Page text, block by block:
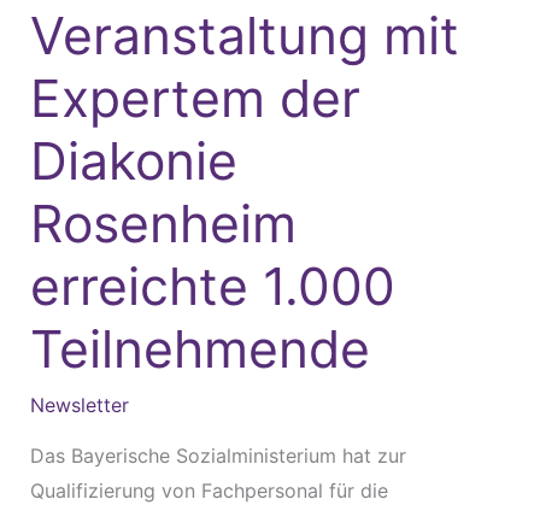
Veranstaltung mit
Expertem der
Diakonie
Rosenheim
erreichte 1.000
Teilnehmende
Newsletter
Das Bayerische Sozialministerium hat zur
Qualifizierung von Fachpersonal für die
der
Rosenheim
erreichte
1.000
Teilnehmende